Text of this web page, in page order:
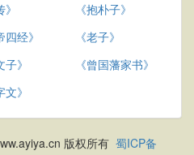
《抱朴子》
四经》
《老子》
子》
《曾国藩家书》
文》
版权所有 蜀ICP备